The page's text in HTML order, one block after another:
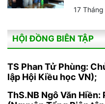
17
HỘI ĐỒNG BIÊN TẬP
TS Phan Tử Phùng:
lập Hội Kiều học VN);
ThS.NB Ngô Văn